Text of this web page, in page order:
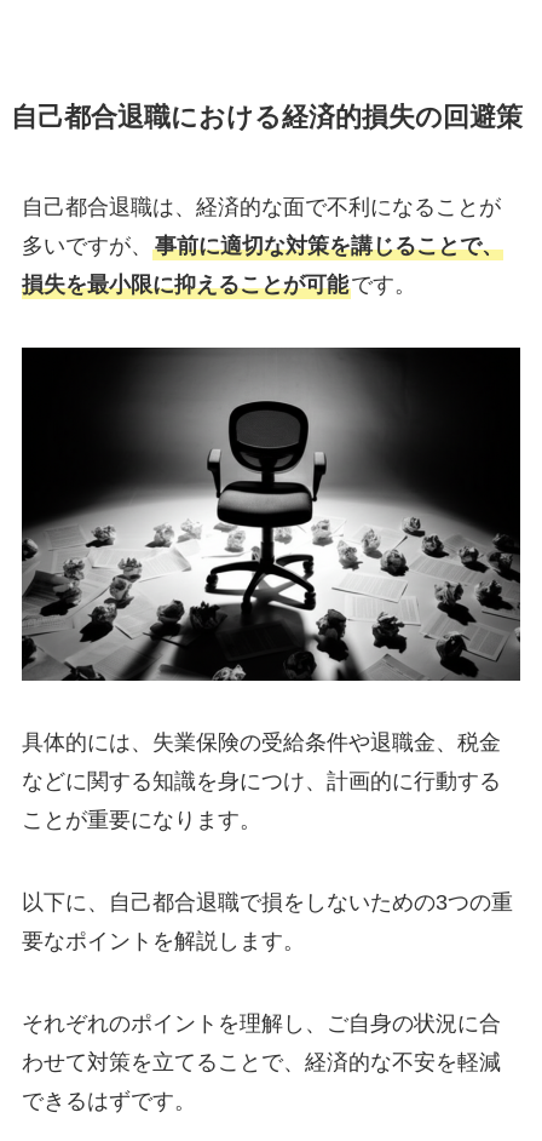
自己都合退職における経済的損失の回避策
自己都合退職は、経済的な面で不利になることが
多いですが、 事前に適切な対策を講じることで、
損失を最小限に抑えることが可能です。
具体的には、失業保険の受給条件や退職金、税金
などに関する知識を身につけ、計画的に行動する
ことが重要になります。
以下に、自己都合退職で損をしないための3つの重
要なポイントを解説します。
それぞれのポイントを理解し、ご自身の状況に合
わせて対策を立てることで、経済的な不安を軽減
できるはずです。